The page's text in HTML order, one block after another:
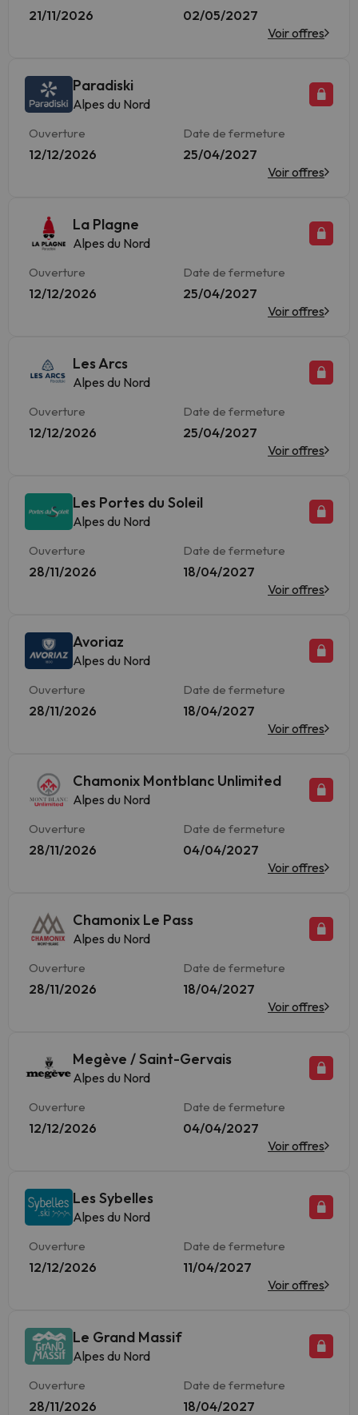
21/11/2026
02/05/2027
Voir offres
Paradiski
Alpes du Nord
Ouverture
12/12/2026
Date de fermeture
25/04/2027
Voir offres
La Plagne
Alpes du Nord
Ouverture
12/12/2026
Date de fermeture
25/04/2027
Voir offres
Les Arcs
Alpes du Nord
Ouverture
12/12/2026
Date de fermeture
25/04/2027
Voir offres
Les Portes du Soleil
Alpes du Nord
Ouverture
28/11/2026
Date de fermeture
18/04/2027
Voir offres
Avoriaz
Alpes du Nord
Ouverture
28/11/2026
Date de fermeture
18/04/2027
Voir offres
Chamonix Montblanc Unlimited
Alpes du Nord
Ouverture
28/11/2026
Date de fermeture
04/04/2027
Voir offres
Chamonix Le Pass
Alpes du Nord
Ouverture
28/11/2026
Date de fermeture
18/04/2027
Voir offres
Megève / Saint-Gervais
Alpes du Nord
Ouverture
12/12/2026
Date de fermeture
04/04/2027
Voir offres
Les Sybelles
Alpes du Nord
Ouverture
12/12/2026
Date de fermeture
11/04/2027
Voir offres
Le Grand Massif
Alpes du Nord
Ouverture
28/11/2026
Date de fermeture
18/04/2027